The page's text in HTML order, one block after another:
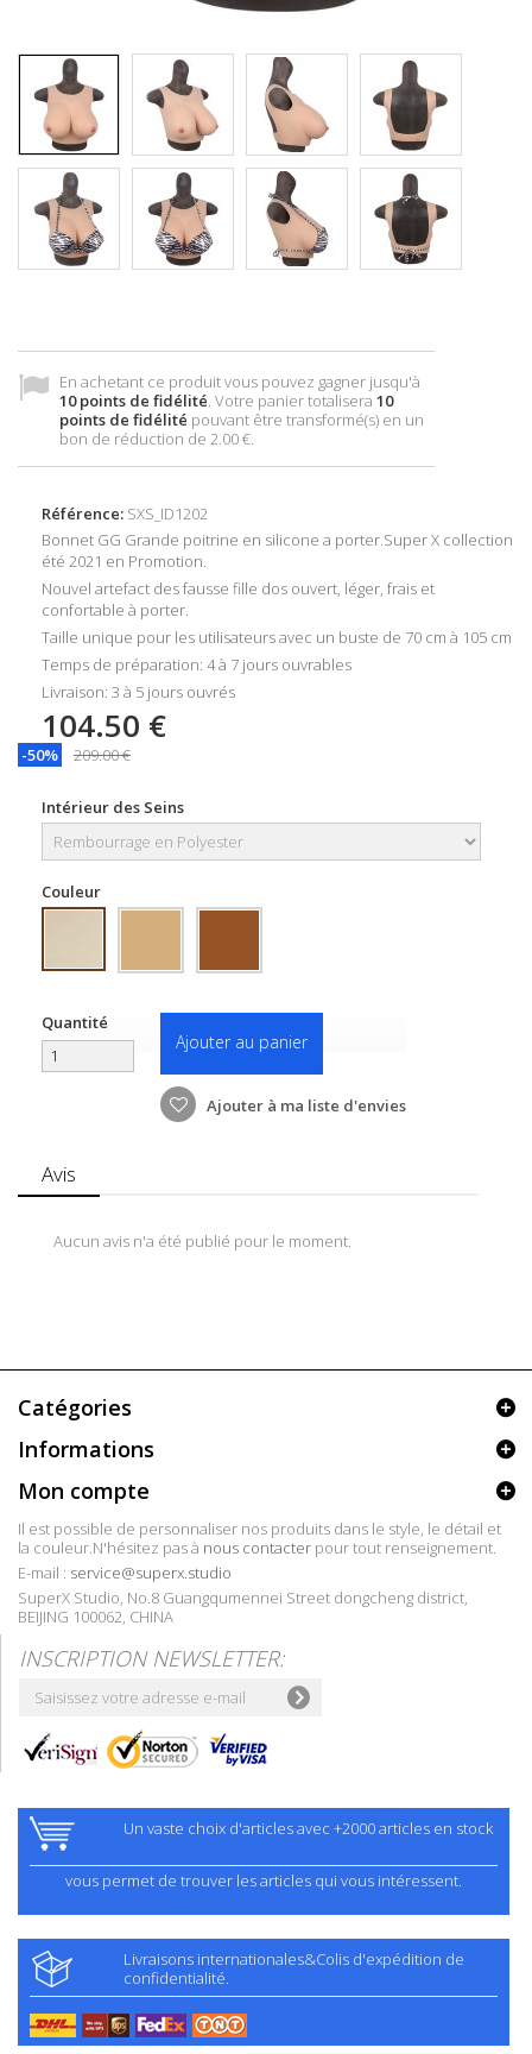
En achetant ce produit vous pouvez gagner jusqu'à
10points de fidélité . Votre panier totalisera 10
points de fidélité pouvant être transformé(s) en un
bon de réduction de 2.00 €
Référence: SXS_ID1202
Bonnet GG Grande poitrine en silicone a porter.Super X collection
été 2021 en Promotion.
Nouvel artefact des fausse fille dos ouvert, léger, frais et
confortable à porter.
Taille unique pour les utilisateurs avec un buste de 70 cm à 105 cm
Temps de préparation: 4 à 7 jours ouvrables
Livraison: 3 à 5 jours ouvrés
104.50 €
-50% 209.00 €
Intérieur des Seins
Couleur
Quantité
Ajouter au panier
Ajouter à ma liste d'envies
Avis
Aucun avis n'a été publié pour le moment.
Catégories
Informations
Mon compte
Il est possible de personnaliser nos produits dans le style, le détail et
la couleur.N'hésitez pas à nous contacter pour tout renseignement.
E-mail : service@superx.studio
SuperX Studio, No.8 Guangqumennei Street dongcheng district,
BEIJING 100062, CHINA
INSCRIPTION NEWSLETTER:
Un vaste choix d'articles avec +2000 articles en stock
vous permet de trouver les articles qui vous intéressent.
Livraisons internationales&Colis d'expédition de
confidentialité.